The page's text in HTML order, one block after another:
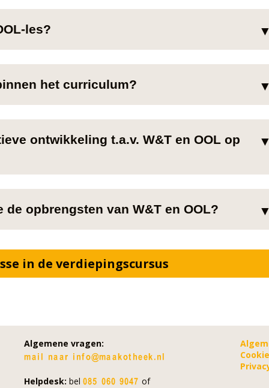
in de verdiepingscursus
les? ▼
het curriculum? ▼
ontwikkeling t.a.v. W&T en OOL op
▼
opbrengsten van W&T en OOL? ▼
Algemene vragen:
Helpdesk: bel of